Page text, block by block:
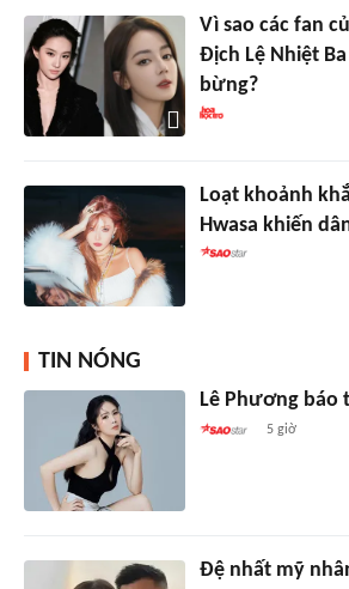
Vì sao các fan
Địch Lệ Nhiệt
bừng?
Loạt khoảnh
Hwasa khiến
TIN NÓNG
Lê Phương báo
5 giờ
Đệ nhất mỹ